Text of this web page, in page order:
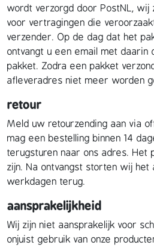
wordt verzorgd door PostNL, wij
voor vertragingen die
verzender. Op de dag dat het
ontvangt u een email met daarin
pakket. Zodra een pakket
afleveradres niet meer worden
retour
Meld uw retourzending aan via
mag een bestelling binnen 14
terugsturen naar ons adres. Het
zijn. Na ontvangst storten wij het
werkdagen terug.
aansprakelijkheid
Wij zijn niet aansprakelijk voor
onjuist gebruik van onze